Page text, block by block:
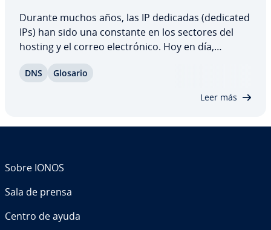
Durante muchos años, las IP dedicadas (dedicated
IPs) han sido una constante en los sectores del
hosting y el correo ele­c­tró­ni­co. Hoy en día,
de elegir una dirección de IP dedicada para tus
DNS Glosario
Leer más
Sobre IONOS
Sala de prensa
Centro de ayuda